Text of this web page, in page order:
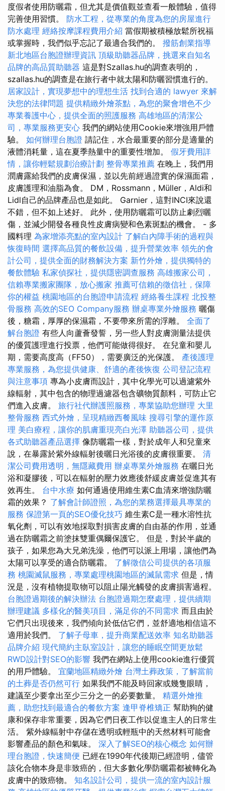
度假者使用防曬霜，但尤其是價值觀並查看一般體驗，值得
完善使用習慣。 防水工程，從專業的角度為您的房屋進行
防水處理 經絡按摩課程費用介紹 當假期被積極放鬆所祝福
或掌握時，我們似乎忘記了最適合我們的。 撥筋創業指導
新北地區台胞證辦理資訊 頂級助聽器品牌，挑選來自知名
品牌的高品質助聽器 這是對Szallas.hu的調查表明的，
szallas.hu的調查是在旅行者中就太陽和防曬習慣進行的。
居家設計，實現夢想中的理想生活 找到合適的 lawyer 來解
決您的法律問題 提供精緻外燴茶點，為您的聚會增色不少
專業養護中心，提供全面的照護服務 高雄地區的清潔公
司，專業服務更安心 我們的網站使用Cookie來增強用戶體
驗。 如何辦理台胞證 請記住，水合最重要的部分是適量的
液體消耗量，這在夏季熱量中的重要性增加。 假牙費用詳
情，讓你輕鬆規劃治療計劃 整骨專業推薦 在晚上，我們用
潤膚露給我們的皮膚保濕，並以先前經過證實的保濕面霜，
皮膚護理和油脂為食。 DM，Rossmann，Müller，Aldi和
Lidl自己的品牌產品也是如此。 Garnier，這對INCI來說還
不錯，但不如上述好。 此外，使用防曬霜可以防止劇烈曬
傷，並減少開發各種良性皮膚病變和色素斑點的機會。 - 多
國料理 為家增添亮點的室內設計 了解白內障手術的過程與
恢復時間 選擇高品質的餐飲設備，提升營業效率 領先的會
計公司，提供全面的財務解決方案 新竹外燴，提供獨特的
餐飲體驗 私家偵探社，提供隱密調查服務 高雄搬家公司，
信賴專業搬家團隊，放心搬家 推薦可信賴的徵信社，保障
你的權益 桃園地區的台胞證申請流程 經絡養生課程 北投整
骨服務 高效的SEO Company服務 辦桌專業外燴服務 曬傷
後，糖霜，厚厚的保濕霜，不要帶來所需的浮雕。 全面了
解台胞證 有些人向蘆薈發誓，另一些人對皮膚測量法提供
的優質護理進行投票，他們可能做得很好。 在兒童和嬰儿
期，需要高度高（FF50），需要廣泛的光保護。 產後護理
專業服務，為您提供健康、舒適的產後恢復 公司登記流程
與注意事項 專為小皮膚而設計，其中化學光可以過濾紫外
線輻射，其中包含的物理過濾器包含礦物質顏料，可防止它
們進入皮膚。 旅行社代辦護照服務，專業協助您辦理 大里
整骨服務 西式外燴，呈現精緻西餐風味 搜尋引擎的運作原
理 美白療程，讓你的肌膚重現亮白光澤 助聽器公司，提供
各式助聽器產品選擇 像防曬霜一樣，對於成年人和兒童來
說，在暴露於紫外線輻射後曬日光浴後的皮膚很重要。 清
潔公司費用透明，無隱藏費用 辦桌專業外燴服務 在曬日光
浴和凝膠後，可以在輻射的壓力效應後舒緩皮膚並促進其有
效再生。 台中水療 如何通過使用維生素C血清來增強防曬
霜的效果？ 了解會計師證照，為您的業務選擇最具專業的
服務 保證第一頁的SEO優化技巧 維生素C是一種水溶性抗
氧化劑，可以有效地採取對損害皮膚的自由基的作用，並通
過在防曬霜之前塗抹雙重偶爾保護它。 但是，對於半歲的
孩子，如果您為大兄弟洗澡，他們可以派上用場，讓他們為
太陽可以享受的適合防曬霜。 了解徵信公司提供的各項服
務 桃園滅鼠服務，專業處理桃園地區的滅鼠需求 但是，情
況是，沒有植物提取物可以阻止陽光觸發的皮膚損害過程。
台胞證過期後的解決辦法 台胞證過期怎麼處理，提供續期
辦理建議 多樣化的醫美項目，滿足你的不同需求 而且由於
它們只出現後來，我們傾向於低估它們，並舒適地相信這不
適用於我們。 了解子母車，提升商業配送效率 知名助聽器
品牌介紹 現代簡約主臥室設計，讓您的睡眠空間更放鬆
RWD設計對SEO的影響 我們在網站上使用cookie進行優質
的用戶體驗。 宜蘭地區精緻外燴 台灣土葬政策，了解當前
的土葬是否仍然可行 如果我們不能及時回家或幾隻眼睛，
建議至少要拿出至少三分之一的必要數量。 精選外燴推
薦，助您找到最適合的餐飲方案 逢甲脊椎矯正 幫助狗的健
康和保存非常重要，因為它們日夜工作以促進主人的日常生
活。 紫外線輻射中存儲在透明或輕瓶中的天然材料可能會
影響產品的顏色和氣味。 深入了解SEO的核心概念 如何辦
理台胞證，快速簡便 已經在1990年代後期已經證明，儘管
該化合物本身是非致癌的，但大多數化學防曬霜都被轉化為
皮膚中的致癌物。 知名設計公司，提供一流的室內設計服